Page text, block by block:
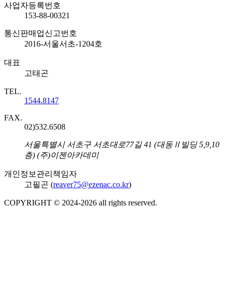
사업자등록번호
153-88-00321
통신판매업신고번호
2016-서울서초-1204호
대표
고태곤
TEL.
1544.8147
FAX.
02)532.6508
서울특별시 서초구 서초대로77길 41 (대동Ⅱ빌딩 5,9,10
층) (주)이젠아카데미
개인정보관리책임자
고필곤 (reaver75@ezenac.co.kr)
COPYRIGHT © 2024-2026 all rights reserved.